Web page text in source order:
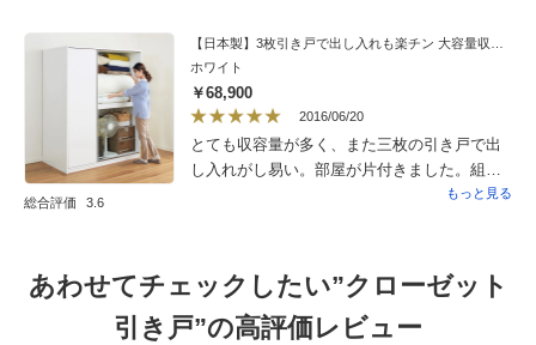
10センチくらいの幅で調節できると良いと思
う。・写真通りのシンプルなデザインなの
で、大きさの割に威圧感が少ない。・組み立
てサービスを利用して良かった。組み立てに
は6畳ぐらいの広いスペースが必要。
総合評価 3.6
ホワイト
￥68,900
2016/06/20
とても収容量が多く、また三枚の引き戸で出
し入れがし易い。部屋が片付きました。組立
てサービスも手早く丁寧で、家具の引き取り
もっと見る
あわせてチェックしたい”クローゼット
引き戸”の高評価レビュー